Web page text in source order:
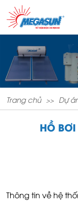
Trang chủ Dự
HỒ
Thông tin về hệ